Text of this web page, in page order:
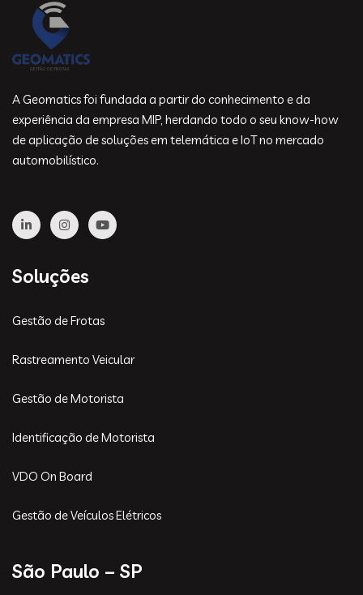
A Geomatics foi fundada a partir do conhecimento e da
experiência da empresa MIP, herdando todo o seu know-how
de aplicação de soluções em telemática e IoT no mercado
automobilístico.
Soluções
Gestão de Frotas
Rastreamento Veicular
Gestão de Motorista
Identificação de Motorista
VDO On Board
Gestão de Veículos Elétricos
São Paulo – SP